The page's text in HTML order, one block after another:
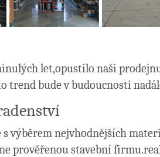
let,opustilo naši
trend bude v budoucnosti
s výběrem nejvhodnějších
prověřenou stavební